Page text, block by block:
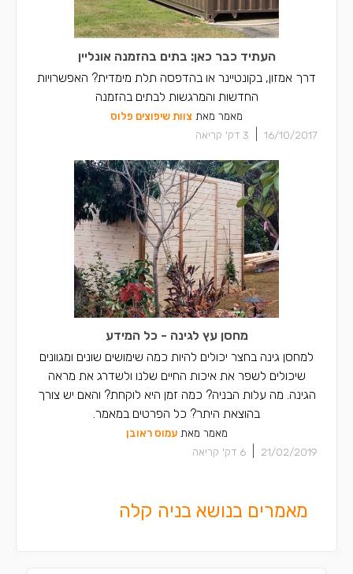
העתיד כבר כאן: בתים בהזמנה אונליין
דרך אמזון, בקונטיינר או בהדפסה תלת מימדית? האפשרויות
החדשות והמרגשות לבתים בהזמנה
מאמר מאת צוות שיפוצים פלוס
16/10/2017
3 דק' קריאה
מחסן עץ לגינה - כל המידע
למחסן גינה בחצר יכולים להיות כמה שימושים שונים ומגוונים
שיכולים לשפר את איכות החיים שלנו ולשדרג את מראה
הגינה. מה עלות הבניה? כמה זמן היא לוקחת? והאם יש צורך
בהוצאת היתר? כל הפרטים במאמר.
מאמר מאתעמוס ראובן
21/02/2019
6 דק' קריאה
מאמרים בנושא בניה קלה